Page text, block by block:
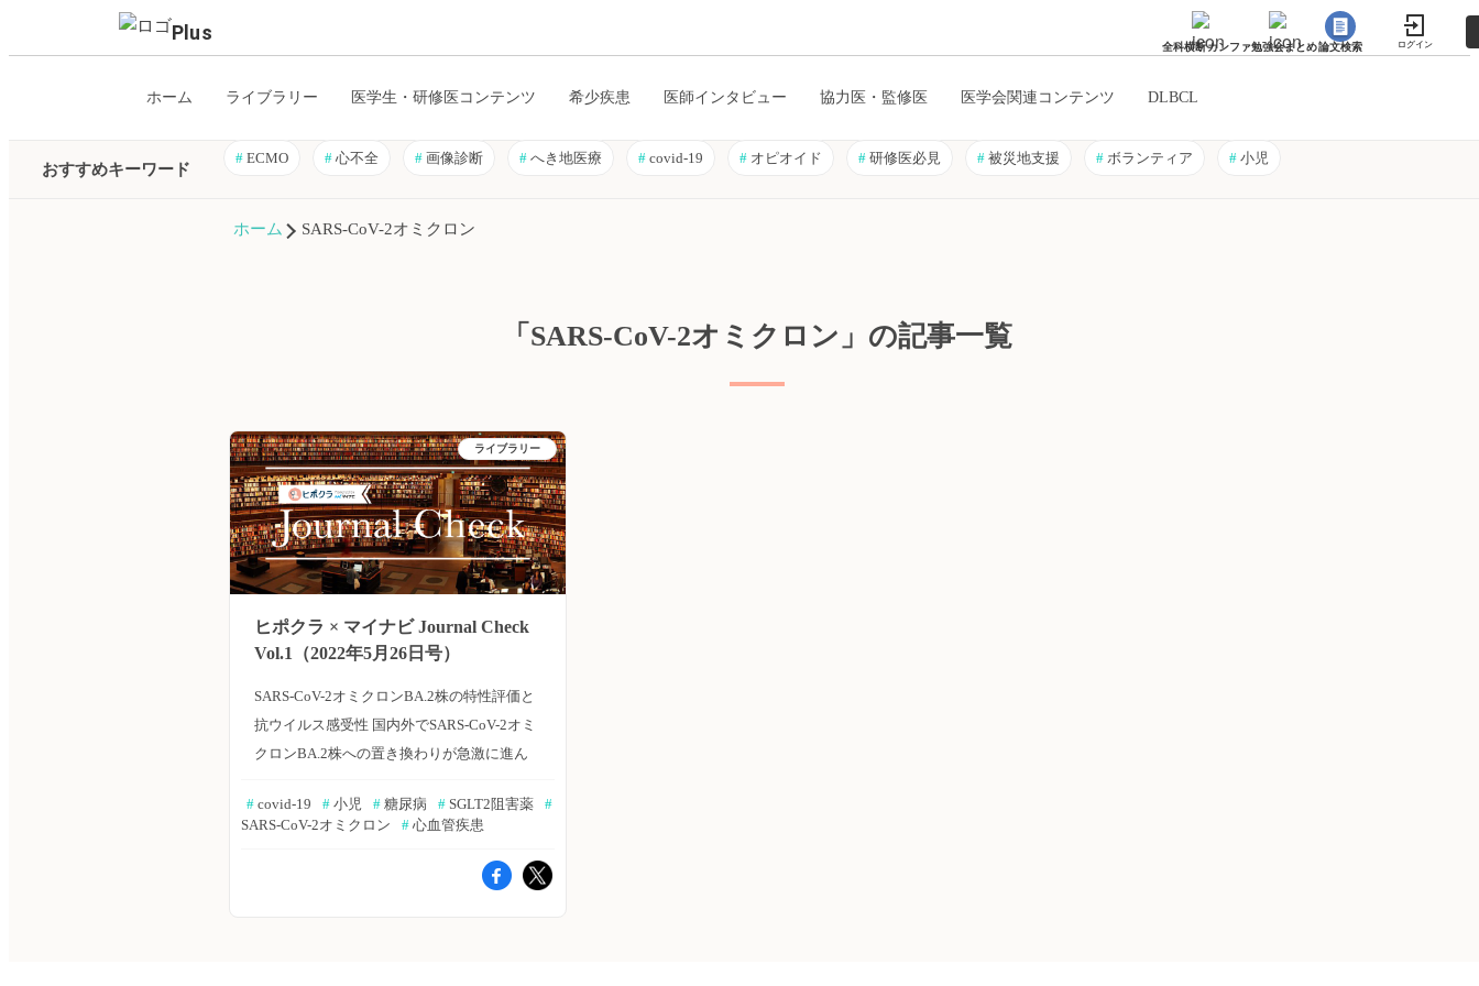
Plus
全科横断カンファ勉強会まとめ論文検索 ログイン
ホーム ライブラリー 医学生・研修医コンテンツ 希少疾患 医師インタビュー 協力医・監修医 医学会関連コンテンツ DLBCL
おすすめキーワード
# ECMO # 心不全 # 画像診断 # へき地医療 # covid-19 # オピオイド # 研修医必見 # 被災地支援 # ボランティア # 小児
ホーム SARS-CoV-2オミクロン
「SARS-CoV-2オミクロン」の記事一覧
ライブラリー
ヒポクラ × マイナビ Journal Check
Vol.1（2022年5月26日号）
SARS-CoV-2オミクロンBA.2株の特性評価と
抗ウイルス感受性 国内外でSARS-CoV-2オミ
クロンBA.2株への置き換わりが急激に進ん
19回復者やワクチン接種者の血漿のBA.2に
と抗ウイルス剤への有用性の検討が行われ
# covid-19 # 小児 # 糖尿病 # SGLT2阻害薬
#
SARS-CoV-2オミクロン
# 心血管疾患